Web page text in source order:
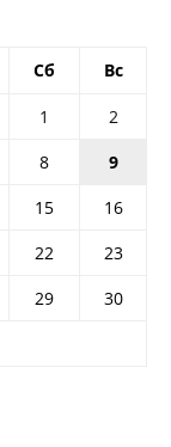
Сб Вс
1
2
8
9
15
16
22
23
29
30